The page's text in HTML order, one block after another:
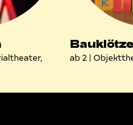
ab 2 |